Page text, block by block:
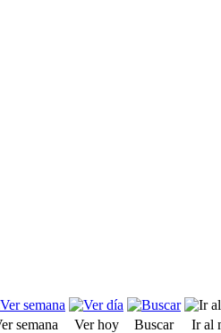
semana Ver hoy Buscar
Ir al